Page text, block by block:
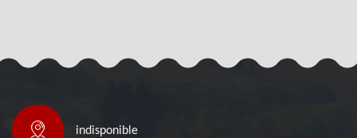
indisponible